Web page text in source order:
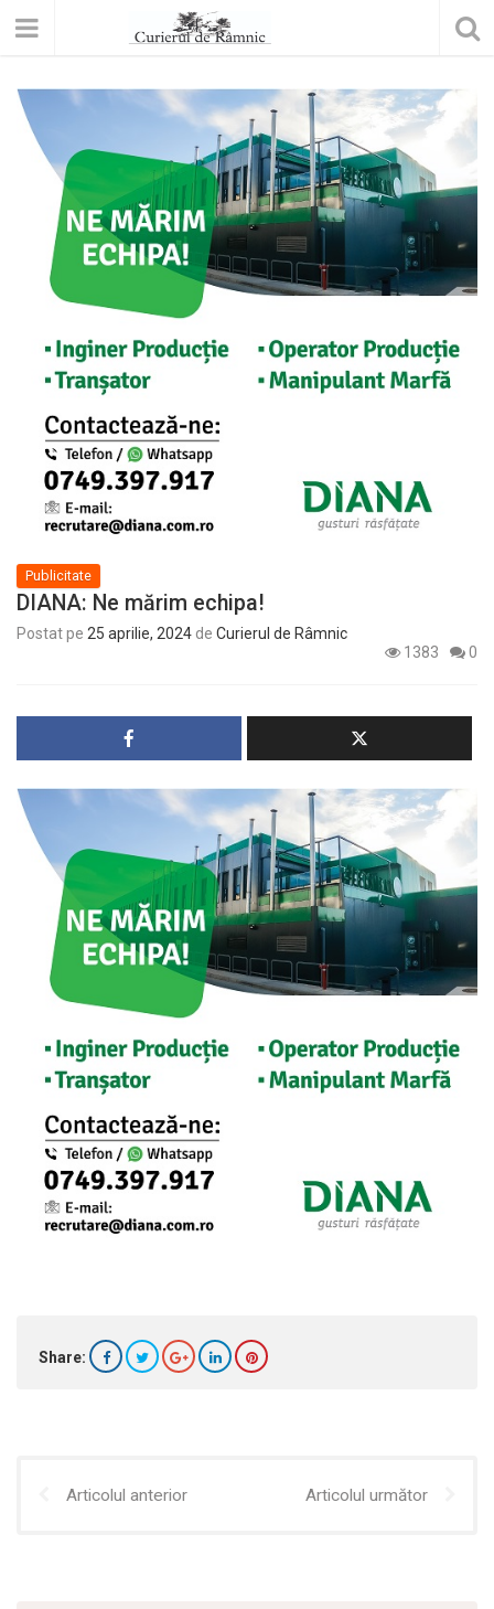
Publicitate
DIANA: Ne mărim echipa!
Postat pe 25 aprilie, 2024 de Curierul de Râmnic
1383
0
Share:
Articolul anterior Articolul următor